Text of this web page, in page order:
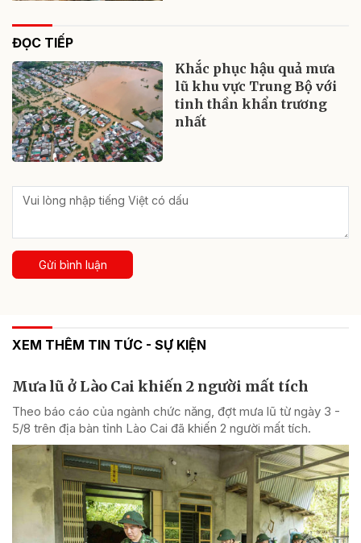
ĐỌC TIẾP
Khắc phục hậu quả mưa
lũ khu vực Trung Bộ với
tinh thần khẩn trương
nhất
Gửi bình luận
XEM THÊM TIN TỨC - SỰ KIỆN
Mưa lũ ở Lào Cai khiến 2 người mất tích
Theo báo cáo của ngành chức năng, đợt mưa lũ từ ngày 3 -
5/8 trên địa bàn tỉnh Lào Cai đã khiến 2 người mất tích.